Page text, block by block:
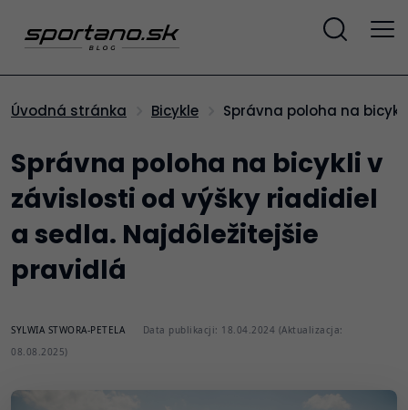
Úvodná stránka Bicykle Správna poloha na
Správna poloha na bicykli v
závislosti od výšky riadidiel
a sedla. Najdôležitejšie
pravidlá
SYLWIA STWORA-PETELA
Data publikacji: 18.04.2024 (Aktualizacja:
08.08.2025)